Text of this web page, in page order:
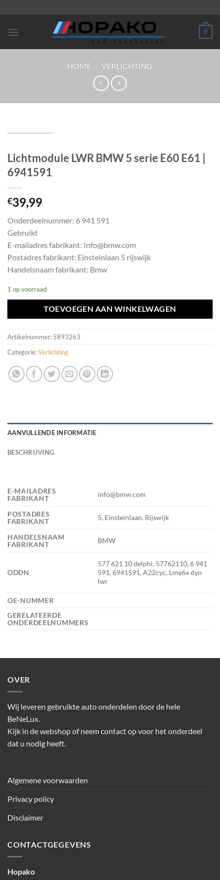
inhoud
0
HOME / VERLICHTING
Lichtmodule LWR BMW 5 serie E60 E61 |
6941591
€39,99
Onderdeelnummer: 6 941 591
Gebruikt
E-mailadres fabrikant: Info@bmw.com
Postadres fabrikant: Einsteinlaan 5 rijswijk
Handelsnaam fabrikant: Bmw
1 op voorraad
TOEVOEGEN AAN WINKELWAGEN
Artikelnummer: 5893263
Categorie:Verlichting
AANVULLENDE INFORMATIE
BESCHRIJVING
E-MAILADRES
FABRIKANT
info@bmw.com
POSTADRES
FABRIKANT
5, Einsteinlaan, Rijswijk
HANDELSNAAM
FABRIKANT
BMW
ODDN
577 621 10 delphi, 57762110, 6 941
591, 6941591, A22cyc, Lme6x dyn
lwr
OE-NUMMER
GERELATEERDE
ONDERDEELNUMMERS
OVER
Wij leveren gebruikte auto onderdelen door de hele
BeNeLux.
Kijk in de webshop of neem contact op voor het onderdeel
dat u nodig heeft.
Algemene voorwaarden
Privacy policy
Disclaimer
CONTACTGEGEVENS
Hopako